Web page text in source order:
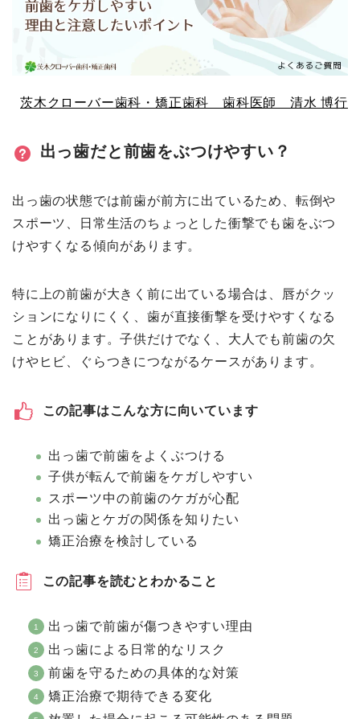
茨木クローバー歯科・矯正歯科 歯科医師 清水 博行
出っ歯だと前歯をぶつけやすい？
出っ歯の状態では前歯が前方に出ているため、転倒や
スポーツ、日常生活のちょっとした衝撃でも歯をぶつ
けやすくなる傾向があります。
特に上の前歯が大きく前に出ている場合は、唇がクッ
ションになりにくく、歯が直接衝撃を受けやすくなる
ことがあります。子供だけでなく、大人でも前歯の欠
けやヒビ、ぐらつきにつながるケースがあります。
この記事はこんな方に向いています
出っ歯で前歯をよくぶつける
子供が転んで前歯をケガしやすい
スポーツ中の前歯のケガが心配
出っ歯とケガの関係を知りたい
矯正治療を検討している
この記事を読むとわかること
出っ歯で前歯が傷つきやすい理由
出っ歯による日常的なリスク
前歯を守るための具体的な対策
矯正治療で期待できる変化